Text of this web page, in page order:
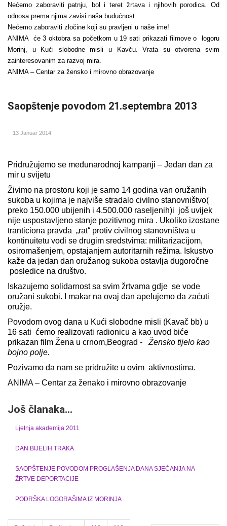
Nećemo zaboraviti patnju, bol i teret žrtava i njihovih porodica. Od
odnosa prema njima zavisi naša budućnost.
Nećemo zaboraviti zločine koji su pravljeni u naše ime!
ANIMA će 3 oktobra sa početkom u 19 sati prikazati filmove o logoru
Morinj, u Kući slobodne misli u Kavču. Vrata su otvorena svim
zainteresovanim za razvoj mira.
ANIMA – Centar za žensko i mirovno obrazovanje
Saopštenje povodom 21.septembra 2013
13 Januar 2014
Pridružujemo se međunarodnoj kampanji – Jedan dan za
mir u svijetu
Živimo na prostoru koji je samo 14 godina van oružanih
sukoba u kojima je najviše stradalo civilno stanovništvo(
preko 150.000 ubijenih i 4.500.000 raseljenih)i još uvijek
nije uspostavljeno stanje pozitivnog mira . Ukoliko izostane
tranticiona pravda „rat“ protiv civilnog stanovništva u
kontinuitetu vodi se drugim sredstvima: militarizacijom,
osiromašenjem, opstajanjem autoritarnih režima. Iskustvo
kaže da jedan dan oružanog sukoba ostavlja dugoročne
posledice na društvo.
Iskazujemo solidarnost sa svim žrtvama gdje se vode
oružani sukobi. I makar na ovaj dan apelujemo da zaćuti
oružje.
Povodom ovog dana u Kući slobodne misli (Kavač bb) u
16 sati ćemo realizovati radionicu a kao uvod biće
prikazan film Žena u crnom,Beograd - Žensko tijelo kao
bojno polje.
Pozivamo da nam se pridružite u ovim aktivnostima.
ANIMA – Centar za ženako i mirovno obrazovanje
Još članaka...
Ljetnja akademija 2011
DAN BIJELIH TRAKA
SAOPŠTENJE POVODOM PROGLAŠENJA DANA SJEĆANJA NA
ŽRTVE DEPORTACIJE
PODRŠKA LOGORAŠIMA IZ MORINJA